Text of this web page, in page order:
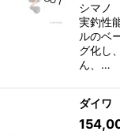
シマノ
実釣性
ルのベ
グ化し
ん、…
ダイワ